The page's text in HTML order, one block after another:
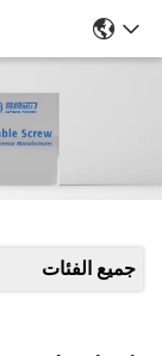
جميع الفئات